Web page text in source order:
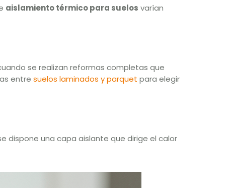
aislamiento térmico para suelos varían
se realizan reformas completas que
entre suelos laminados y parquet para elegir
dispone una capa aislante que dirige el calor